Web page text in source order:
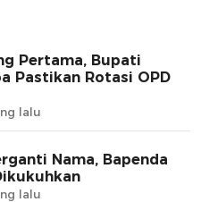
Pertama, Bupati
Pastikan Rotasi OPD
lalu
Nama, Bapenda
lalu